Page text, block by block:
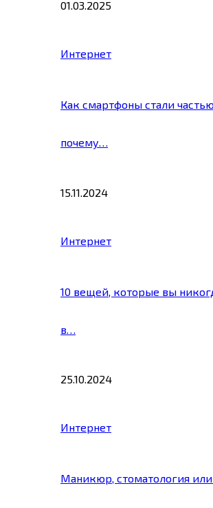
01.03.2025
Интернет
Как смартфоны стали
почему…
15.11.2024
Интернет
10 вещей, которые вы
в…
25.10.2024
Интернет
Маникюр, стоматология